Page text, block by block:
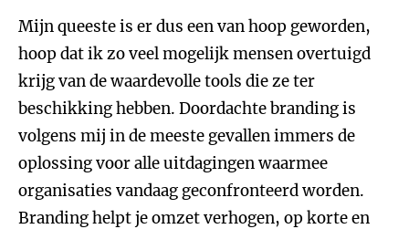
Mijn queeste is er dus een van hoop geworden,
hoop dat ik zo veel mogelijk mensen overtuigd
krijg van de waardevolle tools die ze ter
beschikking hebben. Doordachte branding is
volgens mij in de meeste gevallen immers de
oplossing voor alle uitdagingen waarmee
organisaties vandaag geconfronteerd worden.
Branding helpt je omzet verhogen, op korte en